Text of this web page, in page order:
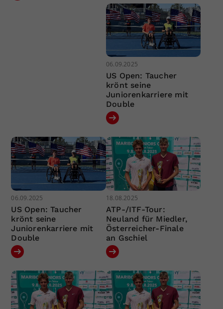
06.09.2025
US Open: Taucher
krönt seine
Juniorenkarriere mit
Double
06.09.2025
US Open: Taucher
krönt seine
Juniorenkarriere mit
Double
18.08.2025
ATP-/ITF-Tour:
Neuland für Miedler,
Österreicher-Finale
an Gschiel